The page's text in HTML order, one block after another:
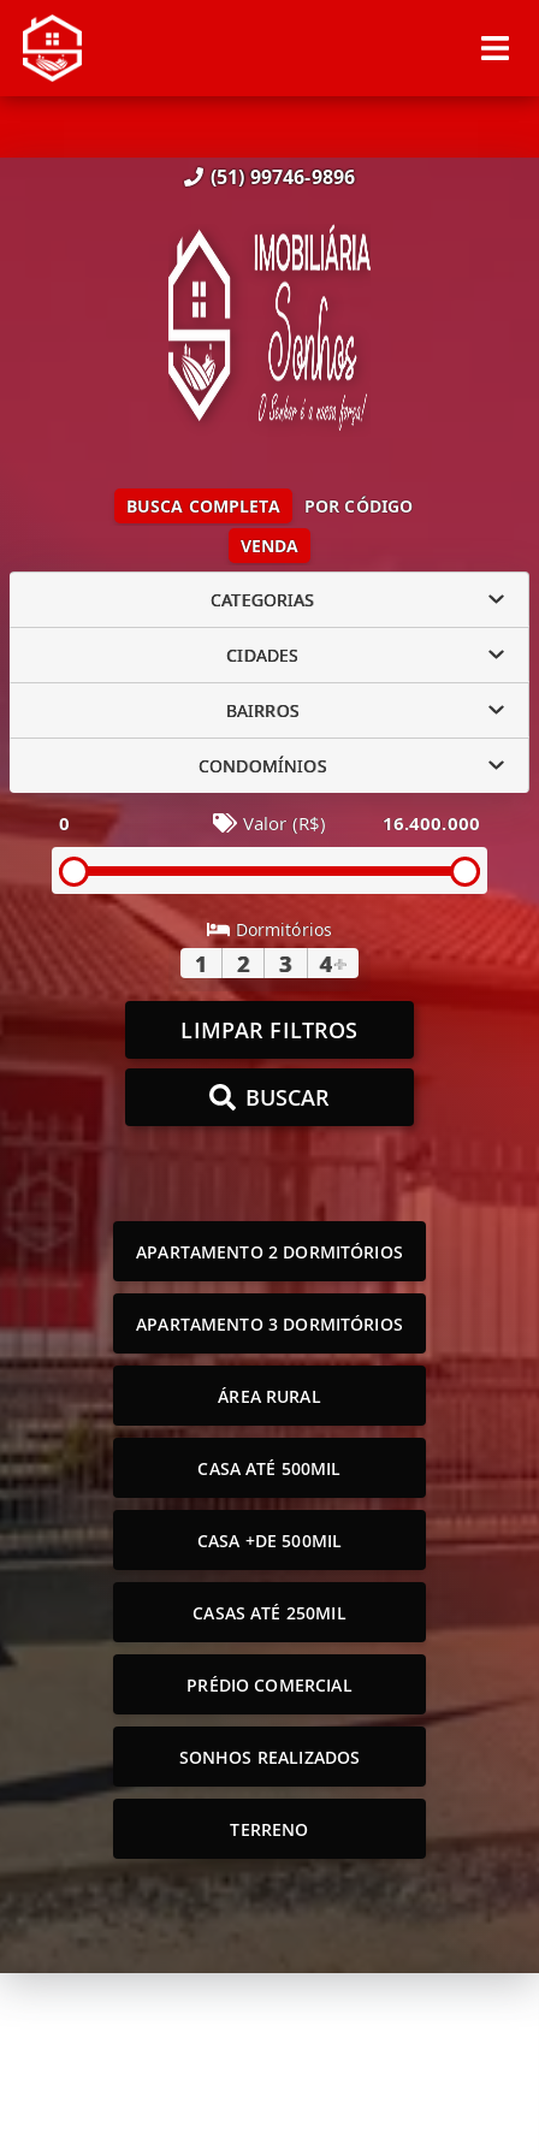
(51) 99746-9896
VENDA
BUSCA COMPLETA POR CÓDIGO
CATEGORIAS
CIDADES
BAIRROS
CONDOMÍNIOS
0 Valor (R$) 16.400.000
Dormitórios
1 2 3 4+
LIMPAR FILTROS
BUSCAR
APARTAMENTO 2 DORMITÓRIOS
APARTAMENTO 3 DORMITÓRIOS
ÁREA RURAL
CASA ATÉ 500MIL
CASA +DE 500MIL
CASAS ATÉ 250MIL
PRÉDIO COMERCIAL
SONHOS REALIZADOS
TERRENO